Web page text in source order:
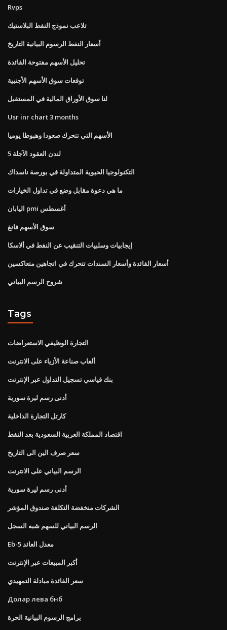
Rvps
تلاعب نموذج النفط البلاستيك
أسعار النفط الرسوم البيانية التاريخ
تحليل الأسهم مفتوحة الفائدة
توقعات سوق الأسهم الأجنبية
لنا سوق الأوراق المالية في المستقبل
Usr inr chart 3 months
الأسهم التي تتحرك صعودا وهبوطا يوميا
لندن العقود الآجلة 5
التكنولوجيا الحيوية المتداولة في بورصة ناسداك
ما هي دعوة مقابل وضع في تداول الخيارات
اليابان pmi أغسطس
سوق الأسهم فانغ
إيجابيات وسلبيات التنقيب عن النفط في ألاسكا
أسعار الفائدة وأسعار السندات تتحرك في اتجاهين متعاكسين
شروح الرسم البياني
Tags
التجارة الوظيفي الاستعراضات
ألعاب صناعة الأزياء على الانترنت
بنك قياسي تسجيل التداول عبر الإنترنت
أدنى رسم ليرة سورية
كارتل التجارة الداخلية
اقتصاد المملكة العربية السعودية بعد النفط
سعر صرف الين الى التاريخ
الرسم البياني على الانترنت
أدنى رسم ليرة سورية
الشركات منخفضة التكلفة صندوق المؤشر
الرسم البياني للسهم شبه السجل
Eb-5 معدل العائد
أكبر المبيعات عبر الإنترنت
سعر الفائدة مبادلة التمهيدي
Долар лева бнб
برامج الرسوم البيانية الحرة